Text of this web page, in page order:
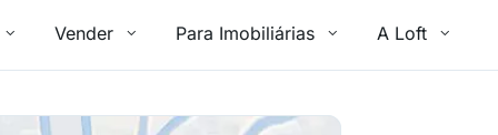
Vender Para Imobiliárias A Loft